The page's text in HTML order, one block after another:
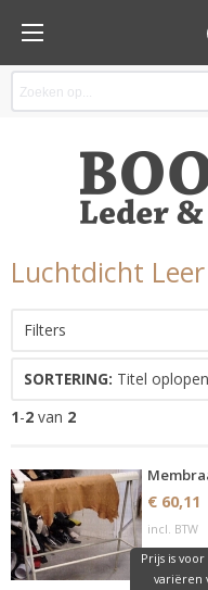
Luchtdicht Leer
Filters
SORTERING: Titel
1-2 van 2
€ 60,11
incl. BTW
Prijs is
variëren